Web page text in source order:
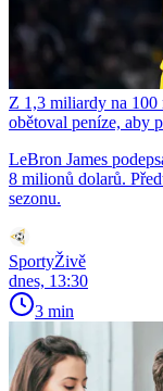
Z 1,3 miliardy na 100
obětoval peníze, aby
LeBron James
8 milionů dolarů.
sezonu.
SportyŽivě
dnes, 13:30
3 min